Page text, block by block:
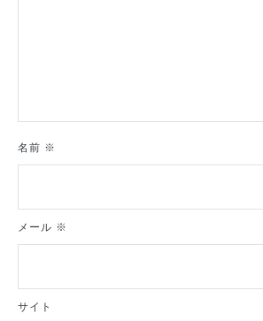
名前 ※
メール ※
サイト